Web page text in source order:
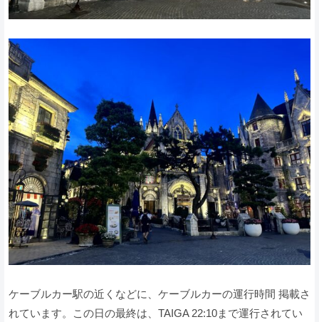
ケーブルカー駅の近くなどに、ケーブルカーの運行時間 掲載さ
れています。この日の最終は、TAIGA 22:10まで運行されてい